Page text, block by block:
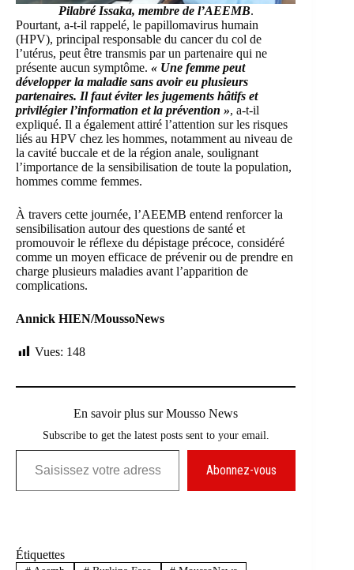
Pilabré Issaka, membre de l’AEEMB.
Pourtant, a-t-il rappelé, le papillomavirus humain
(HPV), principal responsable du cancer du col de
l’utérus, peut être transmis par un partenaire qui ne
présente aucun symptôme. « Une femme peut
développer la maladie sans avoir eu plusieurs
partenaires. Il faut éviter les jugements hâtifs et
privilégier l’information et la prévention », a-t-il
expliqué. Il a également attiré l’attention sur les risques
liés au HPV chez les hommes, notamment au niveau de
la cavité buccale et de la région anale, soulignant
l’importance de la sensibilisation de toute la population,
hommes comme femmes.
À travers cette journée, l’AEEMB entend renforcer la
sensibilisation autour des questions de santé et
promouvoir le réflexe du dépistage précoce, considéré
comme un moyen efficace de prévenir ou de prendre en
charge plusieurs maladies avant l’apparition de
complications.
Annick HIEN/MoussoNews
Vues: 148
En savoir plus sur Mousso News
Subscribe to get the latest posts sent to your email.
Saisissez votre adresse e-mail…
Abonnez-vous
Étiquettes